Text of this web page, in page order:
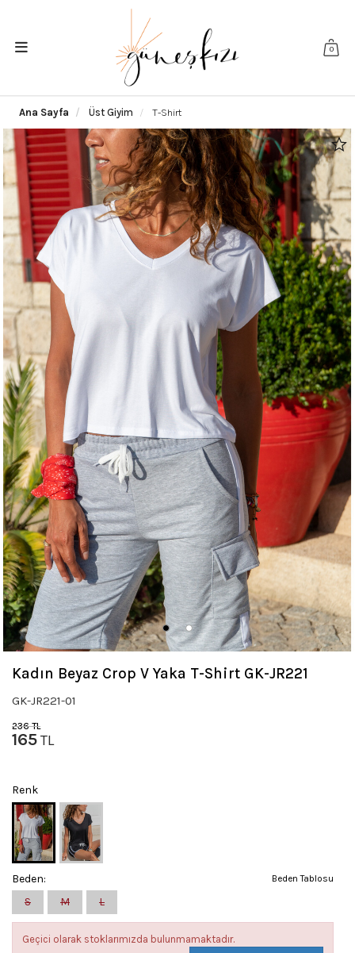
0
Ana Sayfa Üst Giyim T-Shirt
Kadın Beyaz Crop V Yaka T-Shirt GK-JR221
GK-JR221-01
236TL
165TL
Renk
Beden Tablosu
Beden:
S
M L
Geçici olarak stoklarımızda bulunmamaktadır.